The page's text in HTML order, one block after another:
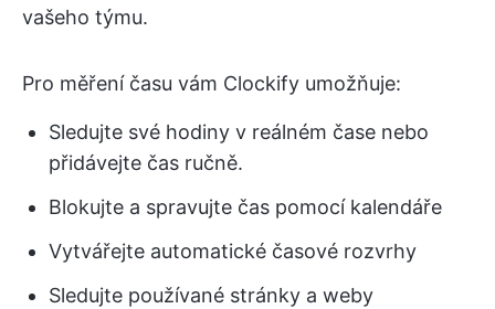
vašeho týmu.
Pro měření času vám Clockify umožňuje:
Sledujte své hodiny v reálném čase nebo
přidávejte čas ručně.
Blokujte a spravujte čas pomocí kalendáře
Vytvářejte automatické časové rozvrhy
Sledujte používané stránky a weby